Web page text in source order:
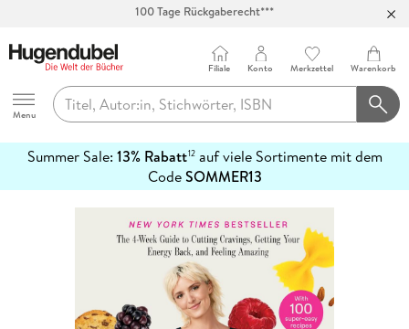
Abholung in über 100 Filialen
Hugendubel
Menu
Filiale Konto Merkzettel Warenkorb
Summer Sale: 13% Rabatt12auf viele Sortimente mit dem
CodeSOMMER13
erfahren